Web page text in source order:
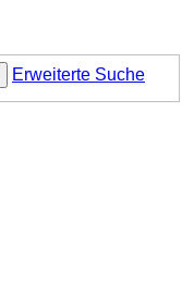
Erweiterte Suche